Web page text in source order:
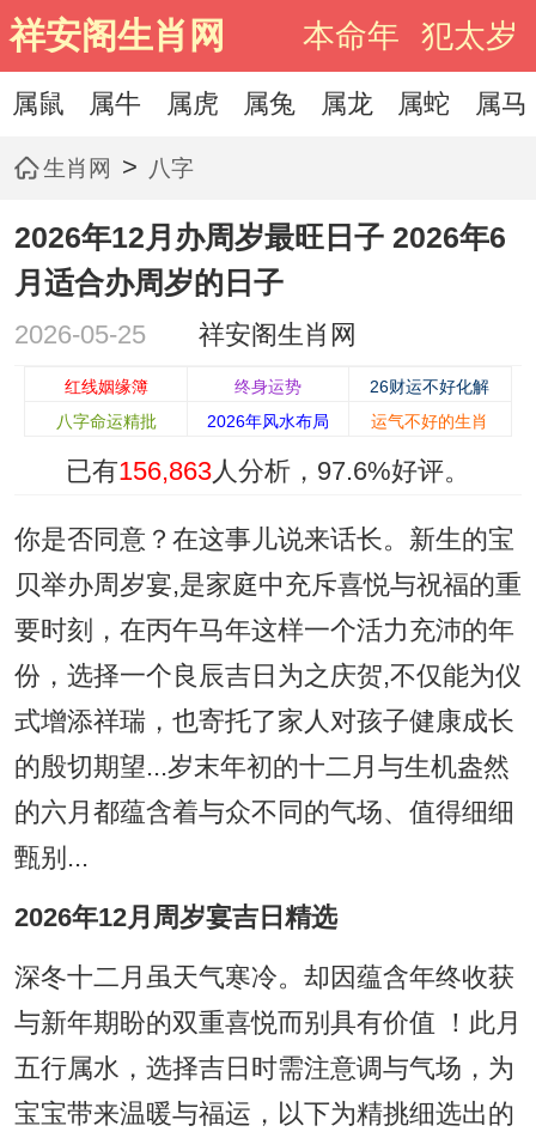
祥安阁生肖网 本命年 犯太岁
属鼠 属牛 属虎 属兔 属龙 属蛇 属马
生肖网 > 八字
2026年12月办周岁最旺日子 2026年6
月适合办周岁的日子
2026-05-25 祥安阁生肖网
红线姻缘簿 终身运势
26财运不好化解
八字命运精批
2026年风水布局 运气不好的生肖
已有156,863人分析， 97.6%好评。
你是否同意？在这事儿说来话长。新生的宝
贝举办周岁宴,是家庭中充斥喜悦与祝福的重
要时刻，在丙午马年这样一个活力充沛的年
份，选择一个良辰吉日为之庆贺,不仅能为仪
式增添祥瑞，也寄托了家人对孩子健康成长
的殷切期望...岁末年初的十二月与生机盎然
的六月都蕴含着与众不同的气场、值得细细
甄别...
2026年12月周岁宴吉日精选
深冬十二月虽天气寒冷。却因蕴含年终收获
与新年期盼的双重喜悦而别具有价值 ！此月
五行属水，选择吉日时需注意调与气场，为
宝宝带来温暖与福运，以下为精挑细选出的